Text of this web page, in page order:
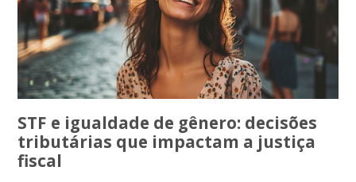
STF e igualdade de gênero: decisões
tributárias que impactam a justiça
fiscal